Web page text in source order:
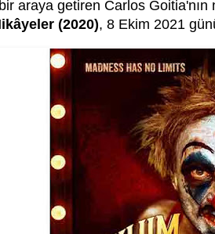
araya getiren Carlos
(2020), 8 Ekim 2021